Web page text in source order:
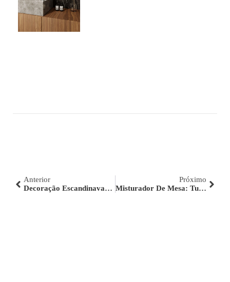
Anterior
Decoração Escandinava: Saiba Como Criar Uma
Próximo
Misturador De Mesa: Tudo O Que Você Precisa Saber Sobre Este Item